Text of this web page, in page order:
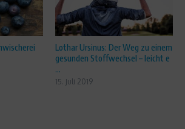
Lothar Ursinus: Der Weg zu einem
gesunden Stoffwechsel – leicht e
...
15. Juli 2019